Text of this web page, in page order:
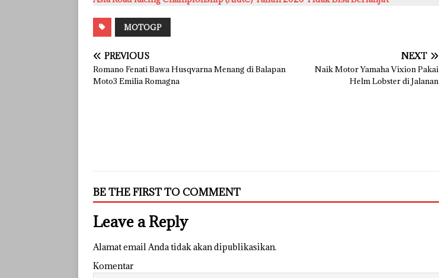
MOTOGP
PREVIOUS
Romano Fenati Bawa Husqvarna Menang di Balapan
Moto3 Emilia Romagna
NEXT
Naik Motor Yamaha Vixion Pakai
Helm Lobster di Jalanan
BE THE FIRST TO COMMENT
Leave a Reply
Alamat email Anda tidak akan dipublikasikan.
Komentar